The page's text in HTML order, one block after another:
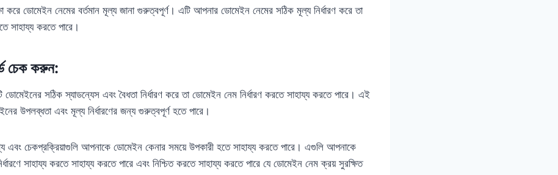
করে ডোমেইন নেমের বর্তমান মূল্য জানা গুরুত্বপূর্ণ। এটি আপনার ডোমেইন নেমের সঠিক মূল্য নির্ধারণ করে তা
সাহায্য করতে পারে।
চেক করুন:
ডোমেইনের সঠিক স্যাডন্যেস এবং বৈধতা নির্ধারণ করে তা ডোমেইন নেম নির্ধারণ করতে সাহায্য করতে পারে। এই
উপলব্ধতা এবং মূল্য নির্ধারণের জন্য গুরুত্বপূর্ণ হতে পারে।
চেকপ্রক্রিয়াগুলি আপনাকে ডোমেইন কেনার সময়ে উপকারী হতে সাহায্য করতে পারে। এগুলি আপনাকে
সাহায্য করতে সাহায্য করতে পারে এবং নিশ্চিত করতে সাহায্য করতে পারে যে ডোমেইন নেম ক্রয় সুরক্ষিত